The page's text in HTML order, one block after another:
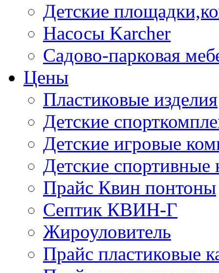
Детские
Насосы Karcher
Садово-парковая
Цены
Пластиковые изделия
Детские
Детские игровые
Детские спортивные
Прайс Квин понтоны
Септик КВИН-Г
Жироуловитель
Прайс пластиковые